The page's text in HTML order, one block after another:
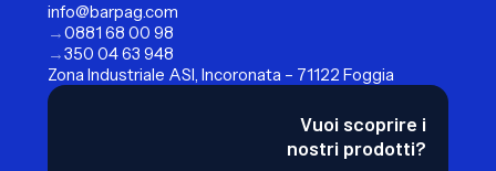
info@barpag.com
→0881 68 00 98
→350 04 63 948
Zona Industriale ASI, Incoronata – 71122 Foggia
Vuoi scoprire i
nostri prodotti?